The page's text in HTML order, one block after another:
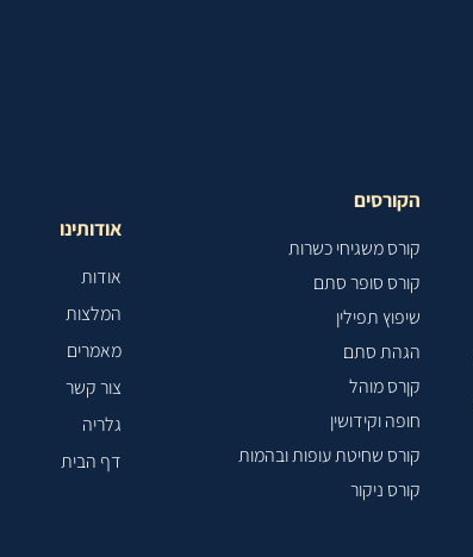
הקורסים
קורס משגיחי כשרות
קורס סופר סתם
שיפוץ תפילין
הגהת סתם
קןרס מוהל
חופה וקידושין
קורס שחיטת עופות ובהמות
קורס ניקור
אודותינו
אודות
המלצות
מאמרים
צור קשר
גלריה
דף הבית